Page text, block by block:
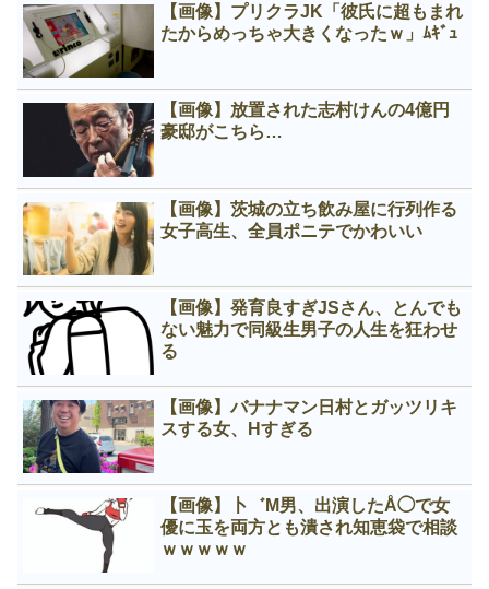
【画像】プリクラJK「彼氏に超もまれ
たからめっちゃ大きくなったｗ」ﾑｷﾞｭ
【画像】放置された志村けんの4億円
豪邸がこちら…
【画像】茨城の立ち飲み屋に行列作る
女子高生、全員ポニテでかわいい
【画像】発育良すぎJSさん、とんでも
ない魅力で同級生男子の人生を狂わせ
る
【画像】バナナマン日村とガッツリキ
スする女、Нすぎる
【画像】卜゛M男、出演したÅ◯で女
優に玉を両方とも潰され知恵袋で相談
ｗｗｗｗｗ